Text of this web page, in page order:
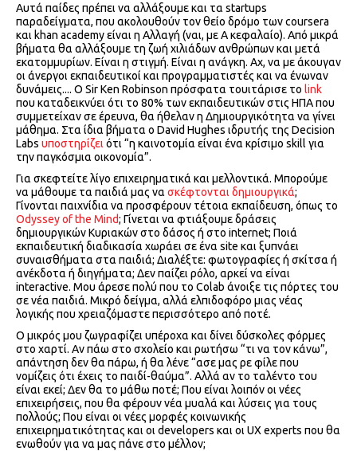
Αυτά παίδες πρέπει να αλλάξουμε και τα startups
παραδείγματα, που ακολουθούν τον θείο δρόμο των coursera
και khan academy είναι η Αλλαγή (ναι, με Α κεφαλαίο). Από μικρά
βήματα θα αλλάξουμε τη ζωή χιλιάδων ανθρώπων και μετά
εκατομμυρίων. Είναι η στιγμή. Είναι η ανάγκη. Αχ, να με άκουγαν
οι άνεργοι εκπαιδευτικοί και προγραμματιστές και να ένωναν
δυνάμεις.... Ο Sir Ken Robinson πρόσφατα τουιτάρισε το link
που καταδεικνύει ότι το 80% των εκπαιδευτικών στις ΗΠΑ που
συμμετείχαν σε έρευνα, θα ήθελαν η Δημιουργικότητα να γίνει
μάθημα. Στα ίδια βήματα ο David Hughes ιδρυτής της Decision
Labs υποστηρίζει ότι “η καινοτομία είναι ένα κρίσιμο skill για
την παγκόσμια οικονομία”.
Για σκεφτείτε λίγο επιχειρηματικά και μελλοντικά. Μπορούμε
να μάθουμε τα παιδιά μας να σκέφτονται δημιουργικά;
Γίνονται παιχνίδια να προσφέρουν τέτοια εκπαίδευση, όπως το
Odyssey of the Mind; Γίνεται να φτιάξουμε δράσεις
δημιουργικών Κυριακών στο δάσος ή στο internet; Ποιά
εκπαιδευτική διαδικασία χωράει σε ένα site και ξυπνάει
συναισθήματα στα παιδιά; Διαλέξτε: φωτογραφίες ή σκίτσα ή
ανέκδοτα ή διηγήματα; Δεν παίζει ρόλο, αρκεί να είναι
interactive. Μου άρεσε πολύ που το Colab άνοιξε τις πόρτες του
σε νέα παιδιά. Μικρό δείγμα, αλλά ελπιδοφόρο μιας νέας
λογικής που χρειαζόμαστε περισσότερο από ποτέ.
Ο μικρός μου ζωγραφίζει υπέροχα και δίνει δύσκολες φόρμες
στο χαρτί. Αν πάω στο σχολείο και ρωτήσω “τι να τον κάνω”,
απάντηση δεν θα πάρω, ή θα λένε “ασε μας ρε φίλε που
νομίζεις ότι έχεις το παιδί-θαύμα”. Αλλά αν το ταλέντο του
είναι εκεί; Δεν θα το μάθω ποτέ; Που είναι λοιπόν οι νέες
επιχειρήσεις, που θα φέρουν νέα μυαλά και λύσεις για τους
πολλούς; Που είναι οι νέες μορφές κοινωνικής
επιχειρηματικότητας και οι developers και οι UX experts που θα
ενωθούν για να μας πάνε στο μέλλον;